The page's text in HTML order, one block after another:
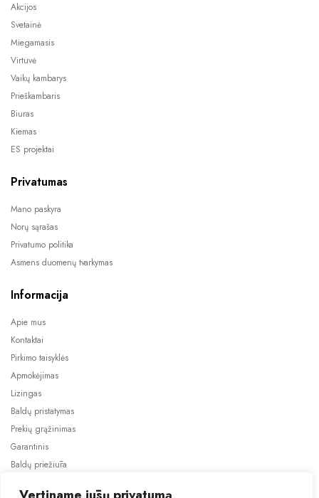
Akcijos
Svetainė
Miegamasis
Virtuvė
Vaikų kambarys
Prieškambaris
Biuras
Kiemas
ES projektai
Privatumas
Mano paskyra
Norų sąrašas
Privatumo politika
Asmens duomenų tvarkymas
Informacija
Apie mus
Kontaktai
Pirkimo taisyklės
Apmokėjimas
Lizingas
Baldų pristatymas
Prekių grąžinimas
Garantinis
Baldų priežiūra